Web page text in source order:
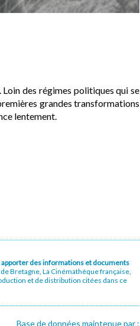
Loin des régimes politiques qui se
grandes transformations
lentement.
apporter des informations et documents
Bretagne, La Cinémathèque française,
et de distribution citées dans ce
Base de données maintenue par :